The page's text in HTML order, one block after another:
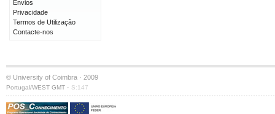
Envios
Privacidade
Termos de Utilização
Contacte-nos
© University of Coimbra · 2009
Portugal/WEST GMT · S:147